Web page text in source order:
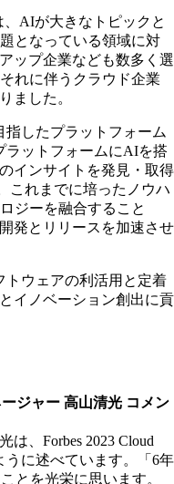
、AIが大きなトピックと
となっている領域に対
ップ企業なども数多く選
れに伴うクラウド企業
ました。
したプラットフォーム
ラットフォームにAIを搭
インサイトを発見・取得
これまでに培ったノウハ
ジーを融合すること
発とリリースを加速させ
ウェアの利活用と定着
イノベーション創出に貢
ジャー 高山清光 コメン
は、Forbes 2023 Cloud
うに述べています。「6年
とを光栄に思います。